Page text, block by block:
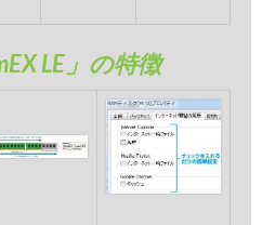
LE」の特徴